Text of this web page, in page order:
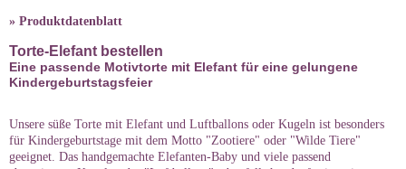
» Produktdatenblatt
Torte-Elefant bestellen
Eine passende Motivtorte mit Elefant für eine gelungene
Kindergeburtstagsfeier
Unsere süße Torte mit Elefant und Luftballons oder Kugeln ist besonders
für Kindergeburtstage mit dem Motto "Zootiere" oder "Wilde Tiere"
geeignet. Das handgemachte Elefanten-Baby und viele passend